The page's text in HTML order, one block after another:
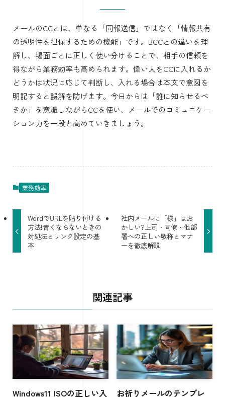
メールのCCとは、単なる「同報送信」ではなく「情報共有
の透明性を担保するための機能」です。BCCとの違いを理
解し、場面ごとに正しく使い分けることで、相手の信頼を
得ながら業務効率も高められます。偉い人をCCに入れるか
どうかは状況に応じて判断し、入れる場合は本文で意図を
明記すると誤解を防げます。今日からは「誰に知らせるべ
きか」を意識しながらCCを使い、メールでのコミュニケー
ション力を一段と高めていきましょう。
業務効率
WordでURLを貼り付ける
方法!青くならないときの
対処法とリンク設定の基
本
社内メールに「様」はお
かしい?上司・同僚・他部
署への正しい敬称とマナ
ーを徹底解説
関連記事
Windows11 ISOの正しい入
お祈りメールのテンプレ